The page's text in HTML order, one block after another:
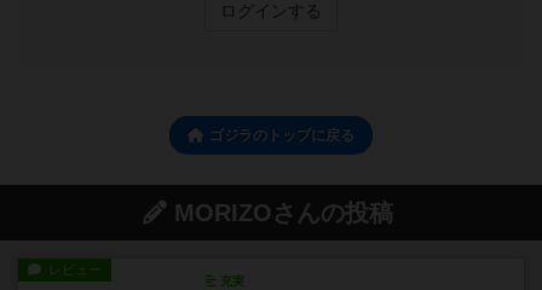
ログインする
ゴジラのトップに戻る
MORIZOさんの投稿
レビュー
充実